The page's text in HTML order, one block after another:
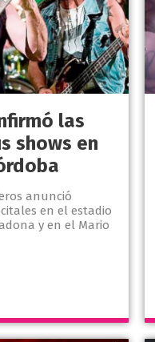
las
shows en
anunció
en el estadio
y en el Mario